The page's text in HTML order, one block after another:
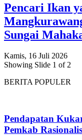
Pencari Ikan
Sungai
Kamis, 16 Juli 2026
Showing Slide 1 of 2
BERITA POPULER
Pendapatan
Pemkab